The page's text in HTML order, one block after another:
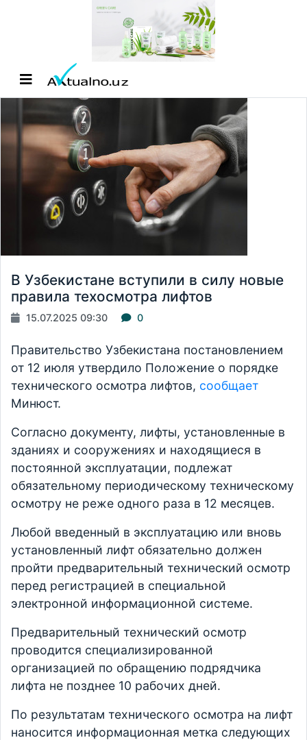
В Узбекистане вступили в силу новые
правила техосмотра лифтов
15.07.2025 09:30 0
Правительство Узбекистана постановлением
от 12 июля утвердило Положение о порядке
технического осмотра лифтов, сообщает
Минюст.
Согласно документу, лифты, установленные в
зданиях и сооружениях и находящиеся в
постоянной эксплуатации, подлежат
обязательному периодическому техническому
осмотру не реже одного раза в 12 месяцев.
Любой введенный в эксплуатацию или вновь
установленный лифт обязательно должен
пройти предварительный технический осмотр
перед регистрацией в специальной
электронной информационной системе.
Предварительный технический осмотр
проводится специализированной
организацией по обращению подрядчика
лифта не позднее 10 рабочих дней.
По результатам технического осмотра на лифт
наносится информационная метка следующих